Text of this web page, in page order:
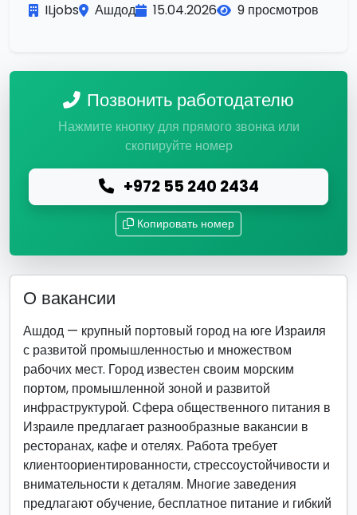
ILjobs Ашдод 15.04.2026 9 просмотров
Позвонить работодателю
Нажмите кнопку для прямого звонка или
скопируйте номер
+972 55 240 2434
Копировать номер
О вакансии
Ашдод — крупный портовый город на юге Израиля
с развитой промышленностью и множеством
рабочих мест. Город известен своим морским
портом, промышленной зоной и развитой
инфраструктурой. Сфера общественного питания в
Израиле предлагает разнообразные вакансии в
ресторанах, кафе и отелях. Работа требует
клиентоориентированности, стрессоустойчивости и
внимательности к деталям. Многие заведения
предлагают обучение, бесплатное питание и гибкий